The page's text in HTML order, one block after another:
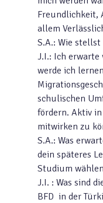
Freundlichkeit,
allem
S.A.: Wie
J.I.: Ich
werde ich
schulischen
fördern. Aktiv
mitwirken zu
S.A.: Was
dein späteres
Studium
J.I. : Was sind
BFD in der